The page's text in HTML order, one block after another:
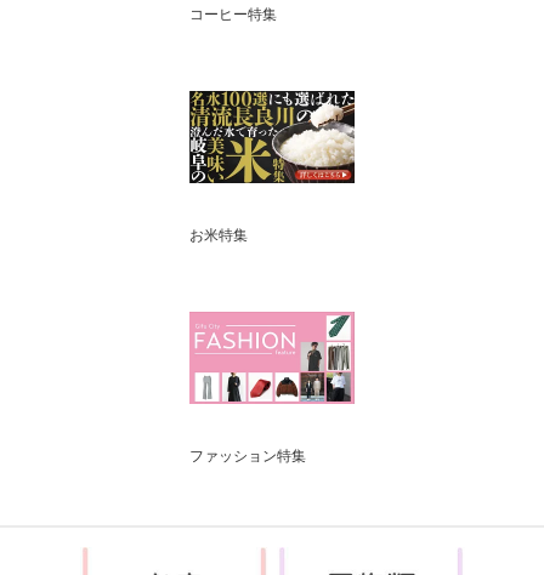
コーヒー特集
お米特集
ファッション特集